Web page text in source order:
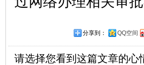
分享到： QQ空间
请选择您看到这篇文章的心